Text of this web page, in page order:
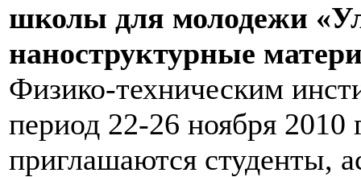
школы для молодежи
наноструктурные
Физико-техническим
период 22-26 ноября 2010
приглашаются студенты,